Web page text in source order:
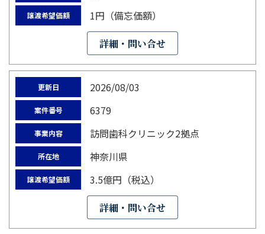
譲渡希望価額 1円（備忘価額）
詳細・問い合せ
更新日 2026/08/03
案件番号 6379
事業内容 訪問歯科クリニック2拠点
所在地 神奈川県
譲渡希望価額 3.5億円（税込）
詳細・問い合せ